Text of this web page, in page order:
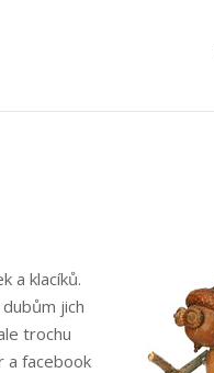
a klacíků.
jich
trochu
a facebook